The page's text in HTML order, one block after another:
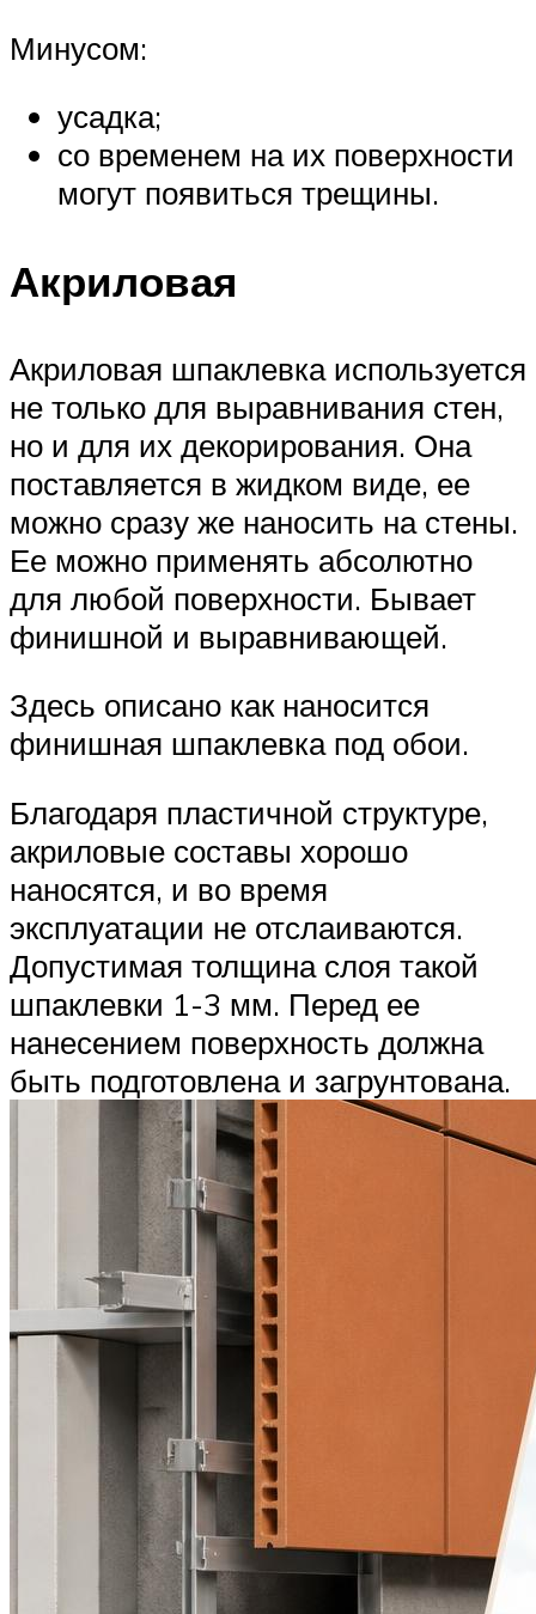
Минусом:
усадка;
со временем на их поверхности
могут появиться трещины.
Акриловая
Акриловая шпаклевка используется
не только для выравнивания стен,
но и для их декорирования. Она
поставляется в жидком виде, ее
можно сразу же наносить на стены.
Ее можно применять абсолютно
для любой поверхности. Бывает
финишной и выравнивающей.
Здесь описано как наносится
финишная шпаклевка под обои.
Благодаря пластичной структуре,
акриловые составы хорошо
наносятся, и во время
эксплуатации не отслаиваются.
Допустимая толщина слоя такой
шпаклевки 1-3 мм. Перед ее
нанесением поверхность должна
быть подготовлена и загрунтована.